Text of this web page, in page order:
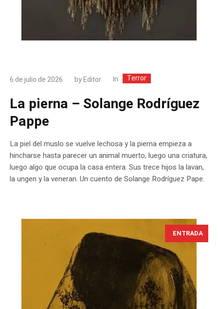
6 de julio de 2026 byEditor In Terror
La pierna – Solange Rodríguez
Pappe
La piel del muslo se vuelve lechosa y la pierna empieza a
hincharse hasta parecer un animal muerto, luego una criatura,
luego algo que ocupa la casa entera. Sus trece hijos la lavan,
la ungen y la veneran. Un cuento de Solange Rodríguez Pape.
ENTRADA